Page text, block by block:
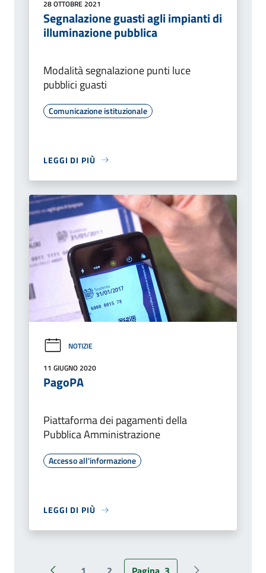
28 OTTOBRE 2021
Segnalazione guasti agli impianti di
illuminazione pubblica
Modalità segnalazione punti luce
pubblici guasti
Comunicazione istituzionale
LEGGI DI PIÙ
NOTIZIE
11 GIUGNO 2020
PagoPA
Piattaforma dei pagamenti della
Pubblica Amministrazione
Accesso all'informazione
LEGGI DI PIÙ